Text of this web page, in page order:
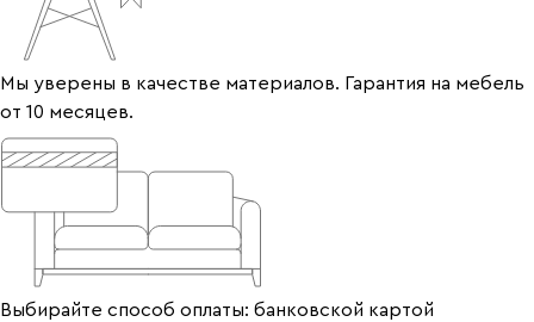
Мы уверены в качестве материалов. Гарантия на мебель
от 10 месяцев.
Выбирайте способ оплаты: банковской картой